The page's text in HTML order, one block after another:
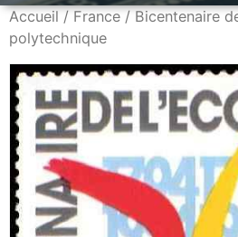
Accueil/France/ Bicentenaire
polytechnique